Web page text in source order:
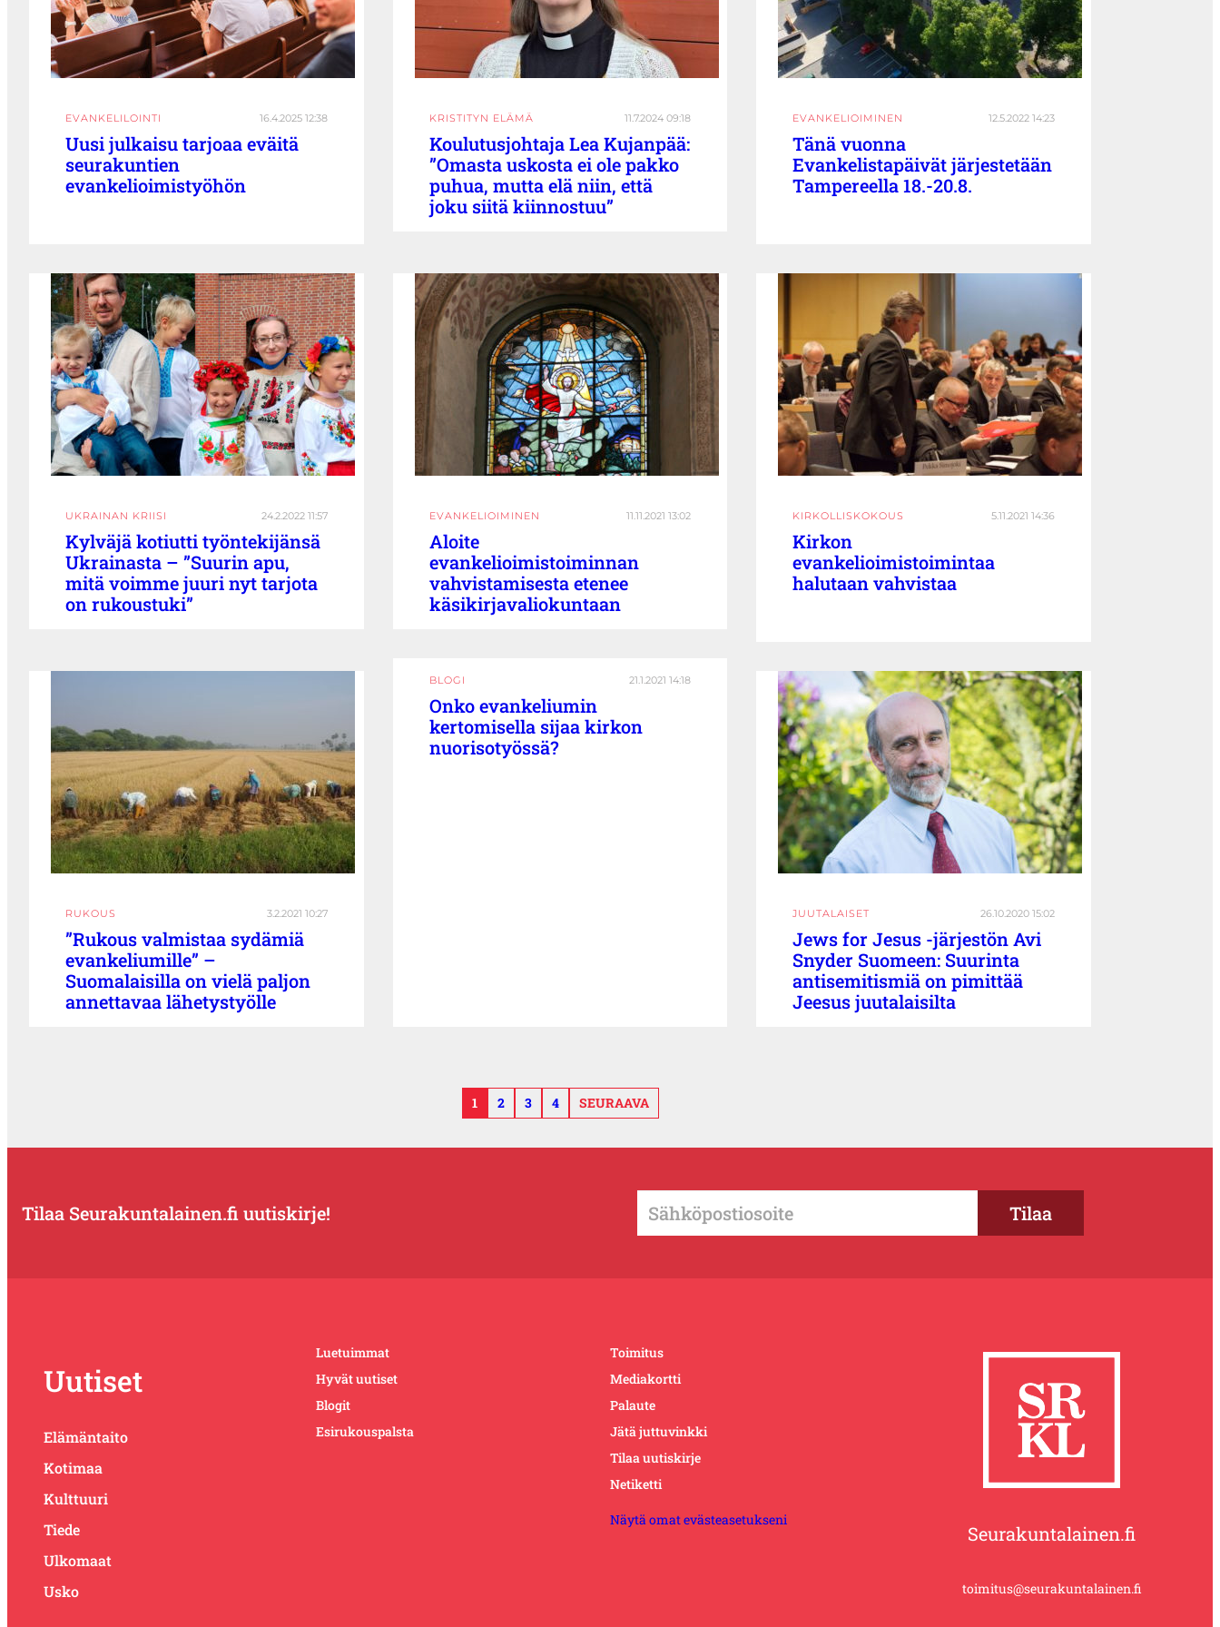
EVANKELILOINTI 16.4.2025 12:38
Uusi julkaisu tarjoaa eväitä
seurakuntien
evankelioimistyöhön
KRISTITYN ELÄMÄ 11.7.2024 09:18
Koulutusjohtaja Lea Kujanpää:
”Omasta uskosta ei ole pakko
puhua, mutta elä niin, että
joku siitä kiinnostuu”
EVANKELIOIMINEN 12.5.2022 14:23
Tänä vuonna
Evankelistapäivät järjestetään
Tampereella 18.-20.8.
UKRAINAN KRIISI 24.2.2022 11:57
Kylväjä kotiutti työntekijänsä
Ukrainasta – ”Suurin apu,
mitä voimme juuri nyt tarjota
on rukoustuki”
EVANKELIOIMINEN 11.11.2021 13:02
Aloite
evankelioimistoiminnan
vahvistamisesta etenee
käsikirjavaliokuntaan
KIRKOLLISKOKOUS 5.11.2021 14:36
Kirkon
evankelioimistoimintaa
halutaan vahvistaa
RUKOUS 3.2.2021 10:27
”Rukous valmistaa sydämiä
evankeliumille” –
Suomalaisilla on vielä paljon
annettavaa lähetystyölle
BLOGI 21.1.2021 14:18
Onko evankeliumin
kertomisella sijaa kirkon
nuorisotyössä?
JUUTALAISET 26.10.2020 15:02
Jews for Jesus -järjestön Avi
Snyder Suomeen: Suurinta
antisemitismiä on pimittää
Jeesus juutalaisilta
1 2 3 4 SEURAAVA
Tilaa Seurakuntalainen.fi uutiskirje!
Uutiset
Elämäntaito
Kotimaa
Kulttuuri
Tiede
Ulkomaat
Usko
Luetuimmat
Hyvät uutiset
Blogit
Esirukouspalsta
Toimitus
Mediakortti
Palaute
Jätä juttuvinkki
Tilaa uutiskirje
Netiketti
Näytä omat evästeasetukseni
Seurakuntalainen.fi
toimitus@seurakuntalainen.fi